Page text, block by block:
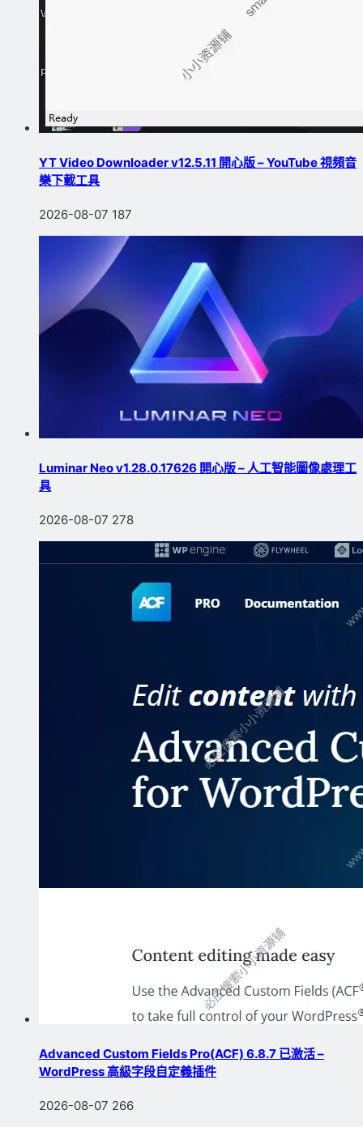
YT Video Downloader v12.5.11 開心版 – YouTube 視頻音
樂下載工具
2026-08-07 187
Luminar Neo v1.28.0.17626 開心版 – 人工智能圖像處理工
具
2026-08-07 278
Advanced Custom Fields Pro(ACF) 6.8.7 已激活 –
WordPress 高級字段自定義插件
2026-08-07 266